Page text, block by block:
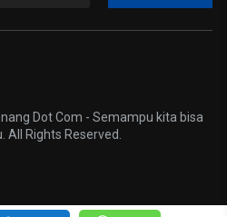
Dot Com - Semampu kita bisa
All Rights Reserved.